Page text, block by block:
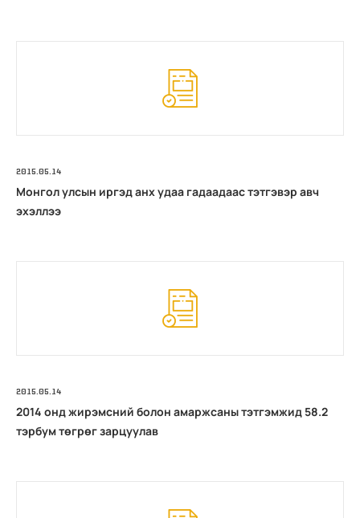
2015.05.14
Монгол улсын иргэд анх удаа гадаадаас тэтгэвэр авч
эхэллээ
2015.05.14
2014 онд жирэмсний болон амаржсаны тэтгэмжид 58.2
тэрбум төгрөг зарцуулав